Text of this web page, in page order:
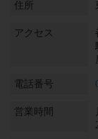
住所
アクセス
電話番号
営業時間